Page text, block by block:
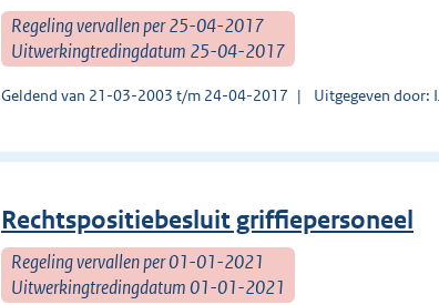
Regeling vervallen per 25-04-2017
Uitwerkingtredingdatum 25-04-2017
Geldend van 21-03-2003 t/m 24-04-2017 Uitgegeven door:
Rechtspositiebesluit griffiepersoneel
Regeling vervallen per 01-01-2021
Uitwerkingtredingdatum 01-01-2021